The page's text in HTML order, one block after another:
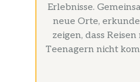
Erlebnisse.
neue Orte,
zeigen, dass
Teenagern nicht